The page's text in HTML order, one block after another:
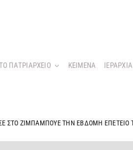
ΠΑΤΡΙΑΡΧΕΙΟ KEIMENA ΙΕΡΑΡΧΙΑ
ΣΤΟ ΖΙΜΠΑΜΠΟΥΕ ΤΗΝ ΕΒΔΟΜΗ ΕΠΕΤΕΙΟ